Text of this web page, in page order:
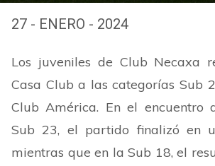
27 - ENERO - 2024
Los juveniles de Club Necaxa
Casa Club a las categorías Sub
Club América. En el encuentro
Sub 23, el partido finalizó en
mientras que en la Sub 18, el